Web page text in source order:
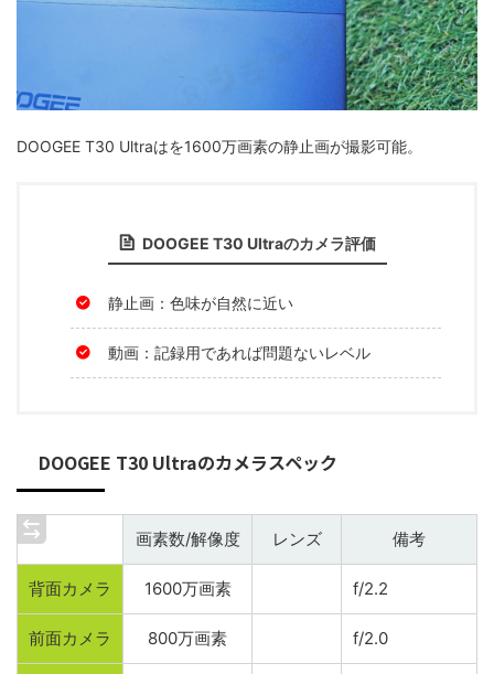
DOOGEE T30 Ultraはを1600万画素の静止画が撮影可能。
DOOGEE T30 Ultraのカメラ評価
静止画：色味が自然に近い
動画：記録用であれば問題ないレベル
DOOGEE T30 Ultraのカメラスペック
画素数/解像度 レンズ 備考
背面カメラ 1600万画素 f/2.2
前面カメラ 800万画素 f/2.0